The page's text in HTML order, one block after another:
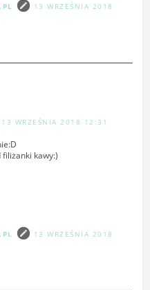
13 WRZEŚNIA 2018
13 WRZEŚNIA 2018 12:31
kawy:)
13 WRZEŚNIA 2018